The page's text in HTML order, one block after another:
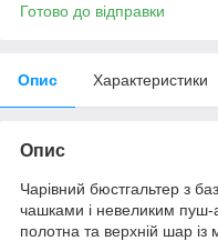
Готово до відправки
Опис Характеристики
Опис
Чарівний бюстгальтер з
чашками і невеликим пуш-
полотна та верхній шар із